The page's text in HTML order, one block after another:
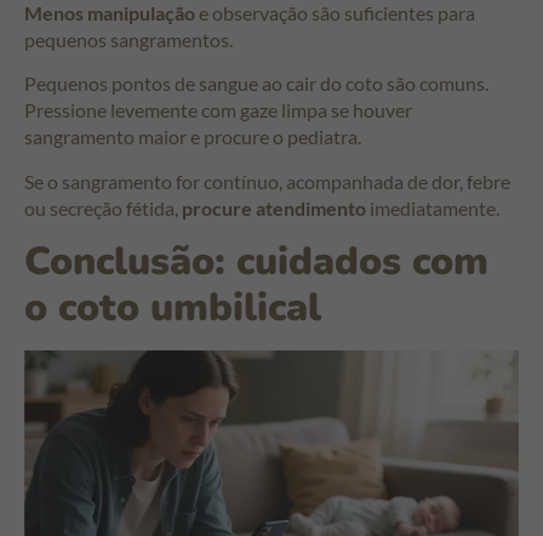
Menos manipulação e observação são suficientes para
pequenos sangramentos.
Pequenos pontos de sangue ao cair do coto são comuns.
Pressione levemente com gaze limpa se houver
sangramento maior e procure o pediatra.
Se o sangramento for contínuo, acompanhada de dor, febre
ou secreção fétida, procure atendimento imediatamente.
Conclusão: cuidados com
o coto umbilical